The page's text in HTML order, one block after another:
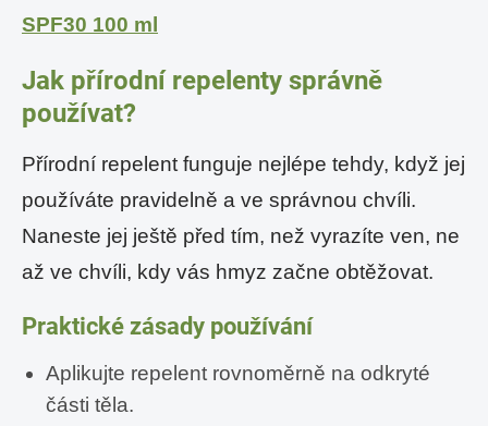
SPF30 100 ml
Jak přírodní repelenty správně
používat?
Přírodní repelent funguje nejlépe tehdy, když jej
používáte pravidelně a ve správnou chvíli.
Naneste jej ještě před tím, než vyrazíte ven, ne
až ve chvíli, kdy vás hmyz začne obtěžovat.
Praktické zásady používání
Aplikujte repelent rovnoměrně na odkryté
části těla.